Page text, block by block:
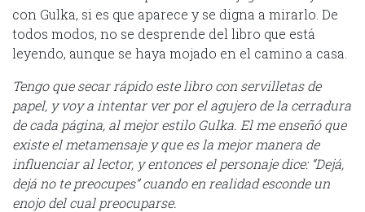
con Gulka, si es que aparece y se digna a mirarlo. De
todos modos, no se desprende del libro que está
leyendo, aunque se haya mojado en el camino a casa.
Tengo que secar rápido este libro con servilletas de
papel, y voy a intentar ver por el agujero de la cerradura
de cada página, al mejor estilo Gulka. El me enseñó que
existe el metamensaje y que es la mejor manera de
influenciar al lector, y entonces el personaje dice: “Dejá,
dejá no te preocupes” cuando en realidad esconde un
enojo del cual preocuparse.